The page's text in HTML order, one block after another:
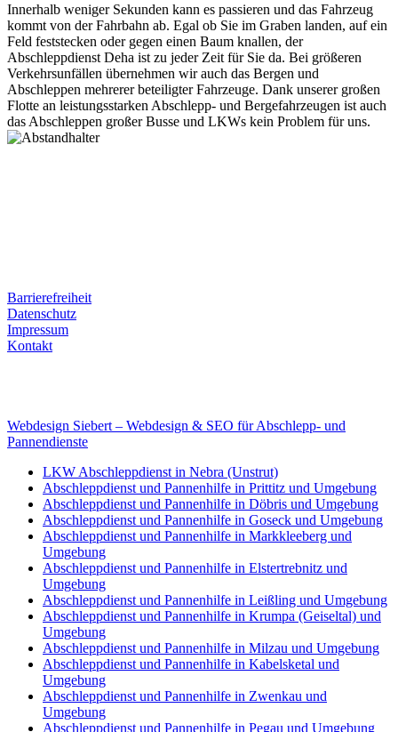
Innerhalb weniger Sekunden kann es passieren und das Fahrzeug
kommt von der Fahrbahn ab. Egal ob Sie im Graben landen, auf ein
Feld feststecken oder gegen einen Baum knallen, der
Abschleppdienst Deha ist zu jeder Zeit für Sie da. Bei größeren
Verkehrsunfällen übernehmen wir auch das Bergen und
Abschleppen mehrerer beteiligter Fahrzeuge. Dank unserer großen
Flotte an leistungsstarken Abschlepp- und Bergefahrzeugen ist auch
das Abschleppen großer Busse und LKWs kein Problem für uns.
Barrierefreiheit
Datenschutz
Impressum
Kontakt
Webdesign Siebert – Webdesign & SEO für Abschlepp- und
Pannendienste
LKW Abschleppdienst in Nebra (Unstrut)
Abschleppdienst und Pannenhilfe in Prittitz und Umgebung
Abschleppdienst und Pannenhilfe in Döbris und Umgebung
Abschleppdienst und Pannenhilfe in Goseck und Umgebung
Abschleppdienst und Pannenhilfe in Markkleeberg und
Umgebung
Abschleppdienst und Pannenhilfe in Elstertrebnitz und
Umgebung
Abschleppdienst und Pannenhilfe in Leißling und Umgebung
Abschleppdienst und Pannenhilfe in Krumpa (Geiseltal) und
Umgebung
Abschleppdienst und Pannenhilfe in Milzau und Umgebung
Abschleppdienst und Pannenhilfe in Kabelsketal und
Umgebung
Abschleppdienst und Pannenhilfe in Zwenkau und
Umgebung
Abschleppdienst und Pannenhilfe in Pegau und Umgebung